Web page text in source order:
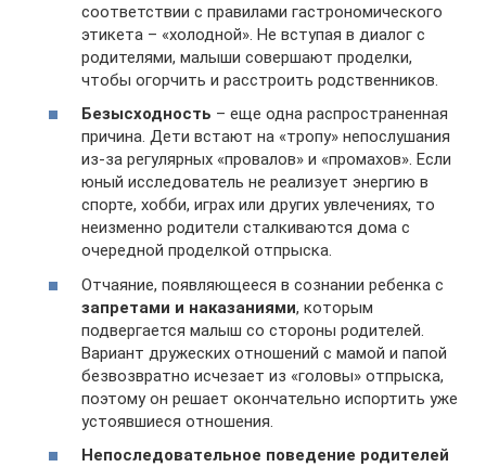
соответствии с правилами гастрономического
этикета – «холодной». Не вступая в диалог с
родителями, малыши совершают проделки,
чтобы огорчить и расстроить родственников.
Безысходность – еще одна распространенная
причина. Дети встают на «тропу» непослушания
из-за регулярных «провалов» и «промахов». Если
юный исследователь не реализует энергию в
спорте, хобби, играх или других увлечениях, то
неизменно родители сталкиваются дома с
очередной проделкой отпрыска.
Отчаяние, появляющееся в сознании ребенка с
запретами и наказаниями, которым
подвергается малыш со стороны родителей.
Вариант дружеских отношений с мамой и папой
безвозвратно исчезает из «головы» отпрыска,
поэтому он решает окончательно испортить уже
устоявшиеся отношения.
Непоследовательное поведение родителей